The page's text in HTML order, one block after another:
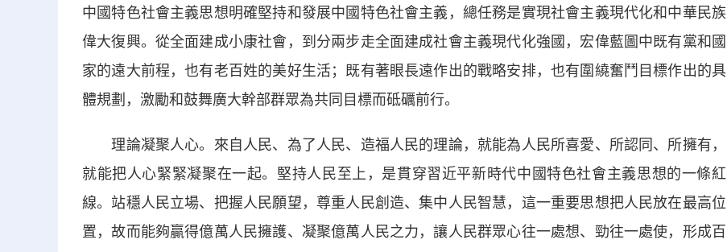
中國特色社會主義思想明確堅持和發展中國特色社會主義，總任務是實現社會主義現代化和中華民族
偉大復興。從全面建成小康社會，到分兩步走全面建成社會主義現代化強國，宏偉藍圖中既有黨和國
家的遠大前程，也有老百姓的美好生活；既有著眼長遠作出的戰略安排，也有圍繞奮鬥目標作出的具
體規劃，激勵和鼓舞廣大幹部群眾為共同目標而砥礪前行。
理論凝聚人心。來自人民、為了人民、造福人民的理論，就能為人民所喜愛、所認同、所擁有，
就能把人心緊緊凝聚在一起。堅持人民至上，是貫穿習近平新時代中國特色社會主義思想的一條紅
線。站穩人民立場、把握人民願望，尊重人民創造、集中人民智慧，這一重要思想把人民放在最高位
置，故而能夠贏得億萬人民擁護、凝聚億萬人民之力，讓人民群眾心往一處想、勁往一處使，形成百